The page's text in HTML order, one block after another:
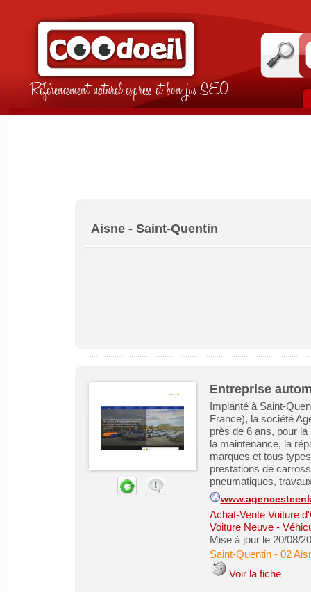
Référencement naturel express et bon jus SEO
Aisne - Saint-Quentin
Entreprise
Implanté à Saint-
France), la société
près de 6 ans, pour
la maintenance, la
marques et tous
prestations de
pneumatiques,
Achat-Vente Voiture
Voiture Neuve -
Mise à jour le 20/08/
Saint-Quentin- 02
Voir la fiche